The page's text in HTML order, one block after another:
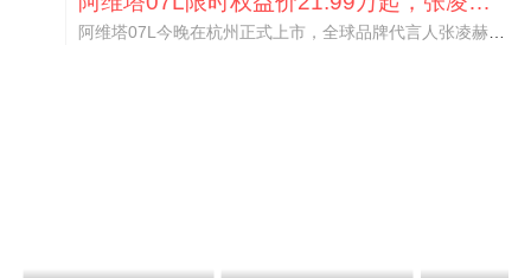
阿维塔07L今晚在杭州正式上市，全球品牌代言人张凌赫现场提车，成为这台车的第一位主人。三个版本：Elite纯电版22.99万，Max+后驱纯电版24.99万，Ultra三电机四驱版27.99万。